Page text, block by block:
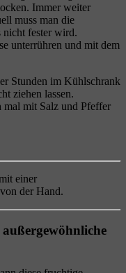
Immer weiter
muss man die
nicht fester wird.
unterrühren und mit dem
Stunden im Kühlschrank
ziehen lassen.
mal mit Salz und Pfeffer
einer
der Hand.